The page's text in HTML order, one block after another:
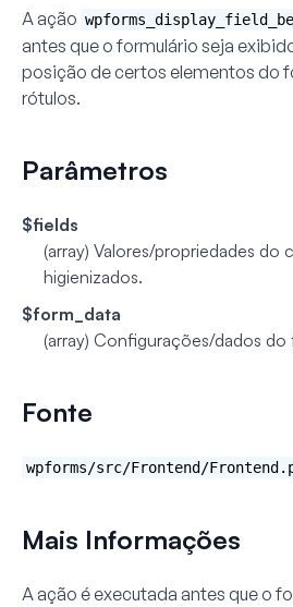
A ação
antes que o formulário seja
posição de certos elementos do
rótulos.
Parâmetros
$fields
(array) Valores/propriedades do
higienizados.
$form_data
(array) Configurações/dados do
Fonte
wpforms/src/Frontend/
Mais Informações
A ação é executada antes que o